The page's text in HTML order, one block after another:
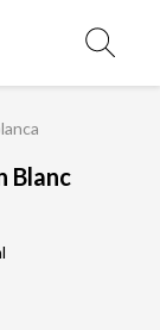
Blanc